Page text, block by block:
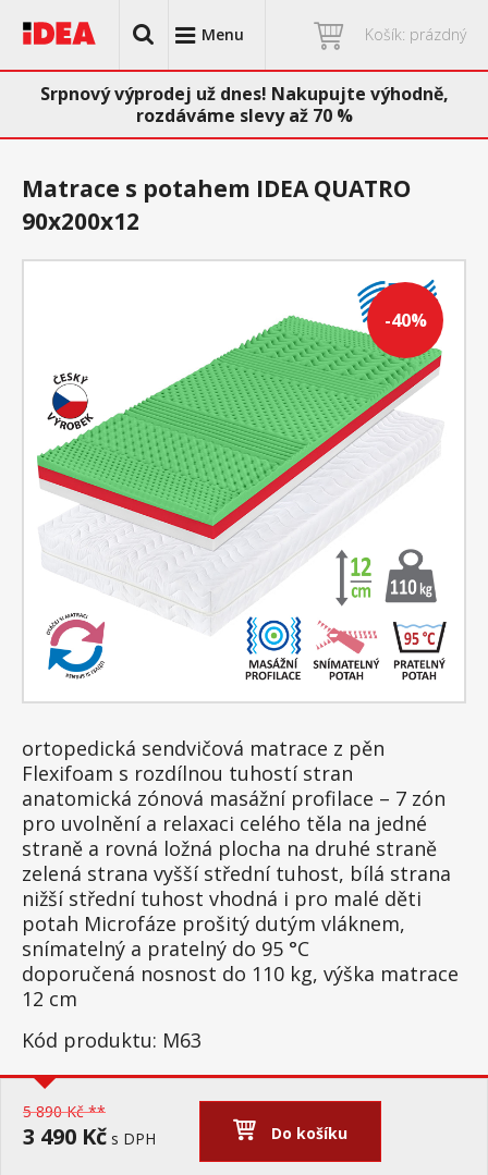
Menu Košík: prázdný
Srpnový výprodej už dnes! Nakupujte výhodně,
rozdáváme slevy až 70 %
-40%
Matrace s potahem IDEA QUATRO
90x200x12
ortopedická sendvičová matrace z pěn
Flexifoam s rozdílnou tuhostí stran
anatomická zónová masážní profilace – 7 zón
pro uvolnění a relaxaci celého těla na jedné
straně a rovná ložná plocha na druhé straně
zelená strana vyšší střední tuhost, bílá strana
nižší střední tuhost vhodná i pro malé děti
potah Microfáze prošitý dutým vláknem,
snímatelný a pratelný do 95 °C
doporučená nosnost do 110 kg, výška matrace
12 cm
Kód produktu: M63
5 890 Kč **
3 490 Kč s DPH Do košíku